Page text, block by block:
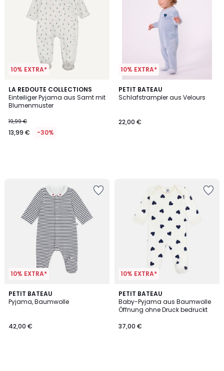
10% EXTRA*
LA REDOUTE COLLECTIONS
Einteiliger Pyjama aus Samt mit
Blumenmuster
19,99 €
13,99 € -30%
10% EXTRA*
PETIT BATEAU
Schlafstrampler aus Velours
22,00 €
10% EXTRA*
PETIT BATEAU
Pyjama, Baumwolle
42,00 €
10% EXTRA*
PETIT BATEAU
Baby-Pyjama aus Baumwolle
Öffnung ohne Druck bedruckt
37,00 €